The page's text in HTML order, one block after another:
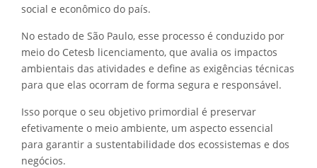
social e econômico do país.
No estado de São Paulo, esse processo é conduzido por
meio do Cetesb licenciamento, que avalia os impactos
ambientais das atividades e define as exigências técnicas
para que elas ocorram de forma segura e responsável.
Isso porque o seu objetivo primordial é preservar
efetivamente o meio ambiente, um aspecto essencial
para garantir a sustentabilidade dos ecossistemas e dos
negócios.